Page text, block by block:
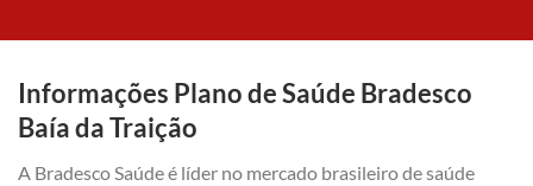
Informações Plano de Saúde Bradesco
Baía da Traição
A Bradesco Saúde é líder no mercado brasileiro de saúde